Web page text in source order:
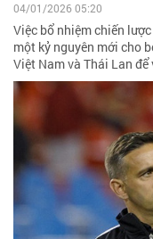
04/01/2026 05:20
Việc bổ nhiệm chiến
một kỷ nguyên mới cho
Việt Nam và Thái Lan